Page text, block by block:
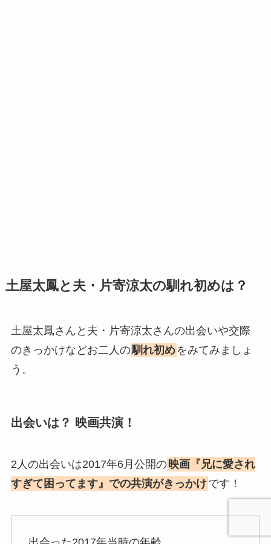
土屋太鳳と夫・ 片寄涼太の馴れ初めは？
土屋太鳳さんと夫・片寄涼太さんの出会いや交際
のきっかけなどお二人の馴れ初め をみてみましょ
う。
出会いは？ 映画共演！
2人の出会いは2017年6月公開の映画『兄に愛され
すぎて困ってます』での共演がきっかけです！